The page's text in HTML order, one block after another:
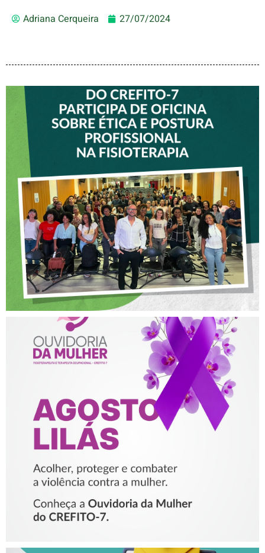
Adriana Cerqueira 27/07/2024
VICE-PRESIDENTE DO
CREFITO-7 PARTICIPA DE
OFICINA SOBRE ÉTICA E
POSTURA PROFISSIONAL
NA FISIOTERAPIA
AGOSTO LILÁS – ACOLHER,
PROTEGER E COMBATER A
VIOLÊNCIA CONTRA A
MULHER